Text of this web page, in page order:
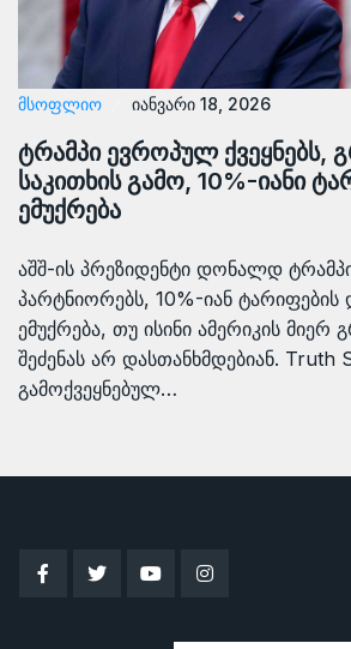
ᲛᲡᲝᲤᲚᲘᲝ იანვარი 18, 2026
ტრამპი ევროპულ ქვეყნებს,
საკითხის გამო, 10%-იანი
ემუქრება
აშშ-ის პრეზიდენტი დონალდ
პარტნიორებს, 10%-იან ტარიფების
ემუქრება, თუ ისინი ამერიკის მიერ
შეძენას არ დასთანხმდებიან. Truth
გამოქვეყნებულ…